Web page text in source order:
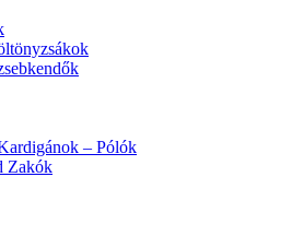
– Pólók
Zakók